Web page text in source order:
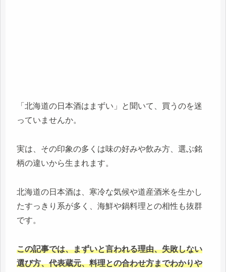
「北海道の日本酒はまずい」と聞いて、買うのを迷
っていませんか。
実は、その印象の多くは味の好みや飲み方、選ぶ銘
柄の違いから生まれます。
北海道の日本酒は、寒冷な気候や道産酒米を生かし
たすっきり系が多く、海鮮や鍋料理との相性も抜群
です。
この記事では、まずいと言われる理由、失敗しない
選び方、代表蔵元、料理との合わせ方までわかりや